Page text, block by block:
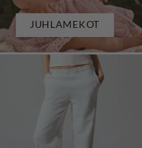
JUHLAMEKOT